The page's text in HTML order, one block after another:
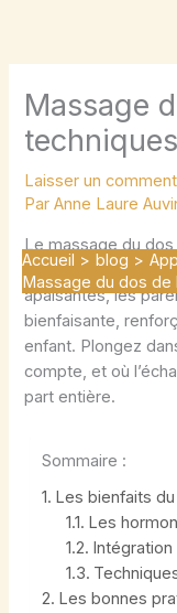
contenu
Accueil blog
Massage du dos
Massage
Laisser un
ParAnne Laure
Le massage du
de douceur et de
apaisantes, les
bienfaisante,
enfant. Plongez
compte, et où
part entière.
Sommaire :
Les bienfaits
Les
Les bonnes